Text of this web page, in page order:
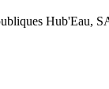
Hub'Eau,